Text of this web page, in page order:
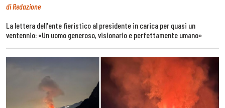
di Redazione
La lettera dell'ente fieristico al presidente in carica per quasi un
ventennio: «Un uomo generoso, visionario e perfettamente umano»